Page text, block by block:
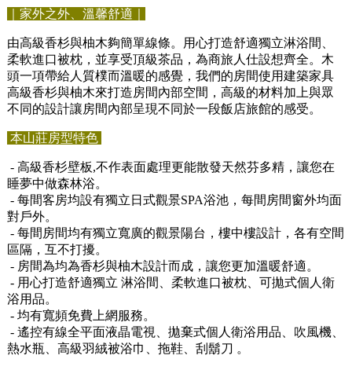
｜家外之外、溫馨舒適｜
由高級香杉與柚木夠簡單線條。用心打造舒適獨立淋浴間、
柔軟進口被枕，並享受頂級茶品，為商旅人仕設想齊全。木
頭一項帶給人質樸而溫暖的感覺，我們的房間使用建築家具
高級香杉與柚木來打造房間內部空間，高級的材料加上與眾
不同的設計讓房間內部呈現不同於一段飯店旅館的感受。
本山莊房型特色
- 高級香杉壁板,不作表面處理更能散發天然芬多精，讓您在
睡夢中做森林浴。
- 每間客房均設有獨立日式觀景SPA浴池，每間房間窗外均面
對戶外。
- 每間房間均有獨立寬廣的觀景陽台，樓中樓設計，各有空間
區隔，互不打擾。
- 房間為均為香杉與柚木設計而成，讓您更加溫暖舒適。
- 用心打造舒適獨立 淋浴間、柔軟進口被枕、可拋式個人衛
浴用品。
- 均有寬頻免費上網服務。
- 遙控有線全平面液晶電視、拋棄式個人衛浴用品、吹風機、
熱水瓶、高級羽絨被浴巾、拖鞋、刮鬍刀 。